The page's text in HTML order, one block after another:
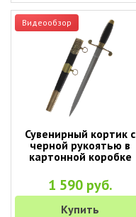
Видеообзор
Сувенирный кортик с
черной рукоятью в
картонной коробке
1 590 руб.
Купить